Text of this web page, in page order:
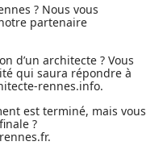
? Nous vous
partenaire
d’un architecte ? Vous
qui saura répondre à
rennes.info.
est terminé, mais vous
?
.